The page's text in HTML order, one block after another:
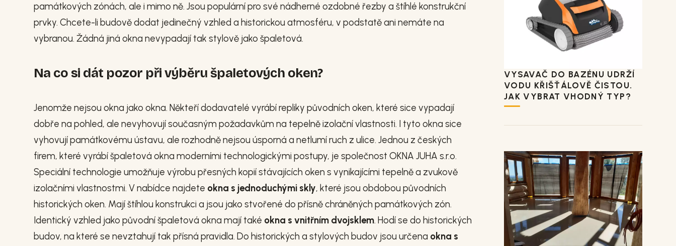
památkových zónách, ale i mimo ně. Jsou populární pro své nádherné ozdobné řezby a štíhlé konstrukční
prvky. Chcete-li budově dodat jedinečný vzhled a historickou atmosféru, v podstatě ani nemáte na
vybranou. Žádná jiná okna nevypadají tak stylově jako špaletová.
Na co si dát pozor při výběru špaletových oken?
Jenomže nejsou okna jako okna. Někteří dodavatelé vyrábí repliky původních oken, které sice vypadají
dobře na pohled, ale nevyhovují současným požadavkům na tepelně izolační vlastnosti. I tyto okna sice
vyhovují památkovému ústavu, ale rozhodně nejsou úsporná a netlumí ruch z ulice. Jednou z českých
firem, které vyrábí špaletová okna moderními technologickými postupy, je společnost OKNA JUHA s.r.o.
Speciální technologie umožňuje výrobu přesných kopií stávajících oken s vynikajícími tepelně a zvukově
izolačními vlastnostmi. V nabídce najdete okna s jednoduchými skly, které jsou obdobou původních
historických oken. Mají štíhlou konstrukci a jsou jako stvořené do přísně chráněných památkových zón.
Identický vzhled jako původní špaletová okna mají také okna s vnitřním dvojsklem. Hodí se do historických
budov, na které se nevztahují tak přísná pravidla. Do historických a stylových budov jsou určena okna s
VYSAVAČ DO BAZÉNU UDRŽÍ
VODU KŘIŠŤÁLOVĚ ČISTOU.
JAK VYBRAT VHODNÝ TYP?